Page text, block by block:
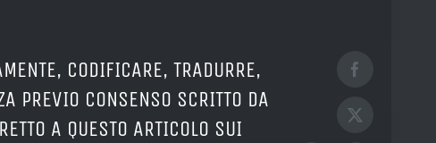
CODIFICARE, TRADURRE,
PREVIO CONSENSO SCRITTO DA
A QUESTO ARTICOLO SUI
Facebook
X